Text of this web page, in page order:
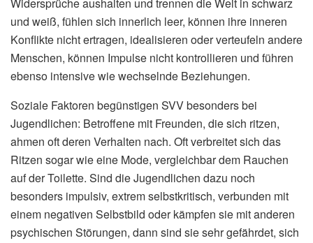
und weiß, fühlen sich innerlich leer, können ihre inneren
Konflikte nicht ertragen, idealisieren oder verteufeln andere
Menschen, können Impulse nicht kontrollieren und führen
ebenso intensive wie wechselnde Beziehungen.
Soziale Faktoren begünstigen SVV besonders bei
Jugendlichen: Betroffene mit Freunden, die sich ritzen,
ahmen oft deren Verhalten nach. Oft verbreitet sich das
Ritzen sogar wie eine Mode, vergleichbar dem Rauchen
auf der Toilette. Sind die Jugendlichen dazu noch
besonders impulsiv, extrem selbstkritisch, verbunden mit
einem negativen Selbstbild oder kämpfen sie mit anderen
psychischen Störungen, dann sind sie sehr gefährdet, sich